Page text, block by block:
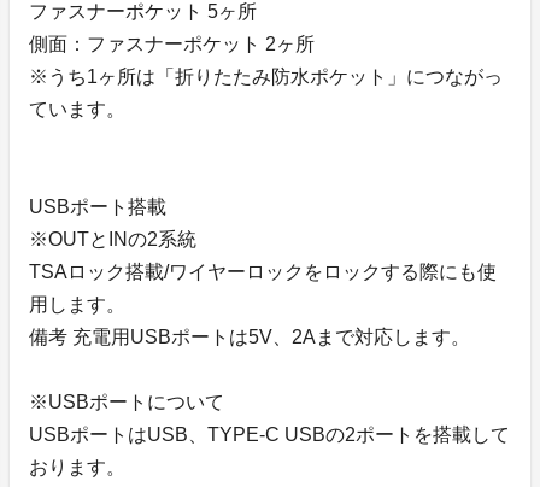
ファスナーポケット 5ヶ所
側面：ファスナーポケット 2ヶ所
※うち1ヶ所は「折りたたみ防水ポケット」につながっ
ています。
USBポート搭載
※OUTとINの2系統
TSAロック搭載/ワイヤーロックをロックする際にも使
用します。
備考 充電用USBポートは5V、2Aまで対応します。
※USBポートについて
USBポートはUSB、TYPE-C USBの2ポートを搭載して
おります。